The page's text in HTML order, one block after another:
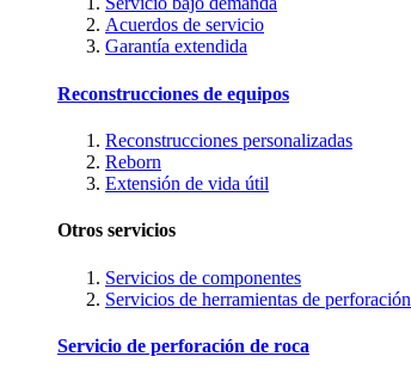
Acuerdos de servicio
Garantía extendida
Reconstrucciones de equipos
Reconstrucciones personalizadas
Reborn
Extensión de vida útil
Otros servicios
Servicios de componentes
Servicios de herramientas de perforación
Servicio de perforación de roca